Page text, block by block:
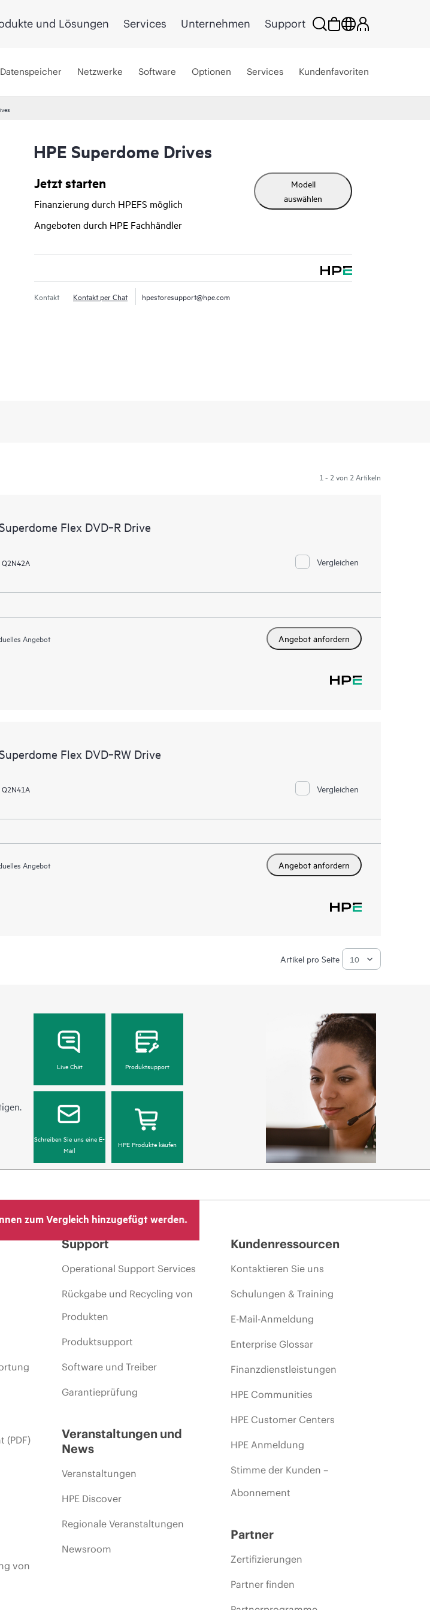
und Lösungen Services Unternehmen Support
Datenspeicher Netzwerke Software Optionen Services Kundenfavoriten
HPE Superdome Drives
Jetzt starten
Finanzierung durch HPEFS möglich
Angeboten durch HPE Fachhändler
Modell
auswählen
Kontakt Kontakt per Chat hpestoresupport@hpe.com
1 - 2 von 2 Artikeln
Flex DVD‑R Drive
Q2N42A Vergleichen
Angebot Angebot anfordern
Flex DVD‑RW Drive
Q2N41A Vergleichen
Angebot Angebot anfordern
Artikel pro Seite
Live Chat Produktsupport
Schreiben Sie uns eine E-
Mail
HPE Produkte kaufen
zum Vergleich hinzugefügt werden.
(PDF)
von
Support
Operational Support Services
Rückgabe und Recycling von
Produkten
Produktsupport
Software und Treiber
Garantieprüfung
Veranstaltungen und
News
Veranstaltungen
HPE Discover
Regionale Veranstaltungen
Newsroom
Kundenressourcen
Kontaktieren Sie uns
Schulungen & Training
E-Mail-Anmeldung
Enterprise Glossar
Finanzdienstleistungen
HPE Communities
HPE Customer Centers
HPE Anmeldung
Stimme der Kunden –
Abonnement
Partner
Zertifizierungen
Partner finden